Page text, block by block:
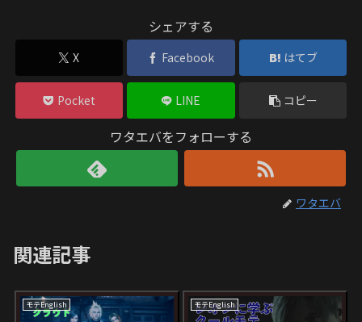
シェアする
X Facebook はてブ
Pocket LINE コピー
ワタエバをフォローする
ワタエバ
関連記事
モテEnglish モテEnglish